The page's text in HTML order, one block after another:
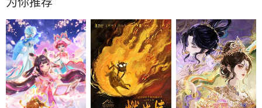
第07集
第04集 第03集 第02集
第01集